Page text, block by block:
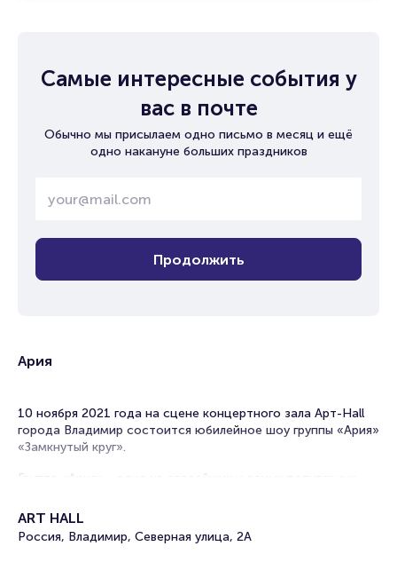
Самые интересные события у
вас в почте
Обычно мы присылаем одно письмо в месяц и ещё
одно накануне больших праздников
Продолжить
Ария
10 ноября 2021 года на сцене концертного зала Арт-Hall
города Владимир состоится юбилейное шоу группы «Ария»
«Замкнутый круг».
Группа «Ария» - одна из старейших и самых популярных
участниками (а состав за три десятка лет менялся
неоднократно) были организованы собственные проекты:
«Кипелов», «Маврик», «Мистер», «Артерия», которые все
ART HALL
Россия, Владимир, Северная улица, 2А